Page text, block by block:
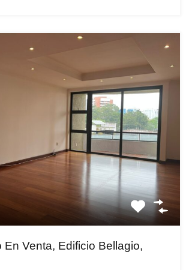
En Venta, Edificio Bellagio,